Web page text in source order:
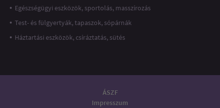
Egészségügyi eszközök, sportolás, masszírozás
Test- és fülgyertyák, tapaszok, sópárnák
Háztartási eszközök, csíráztatás, sütés
ÁSZF
Impresszum